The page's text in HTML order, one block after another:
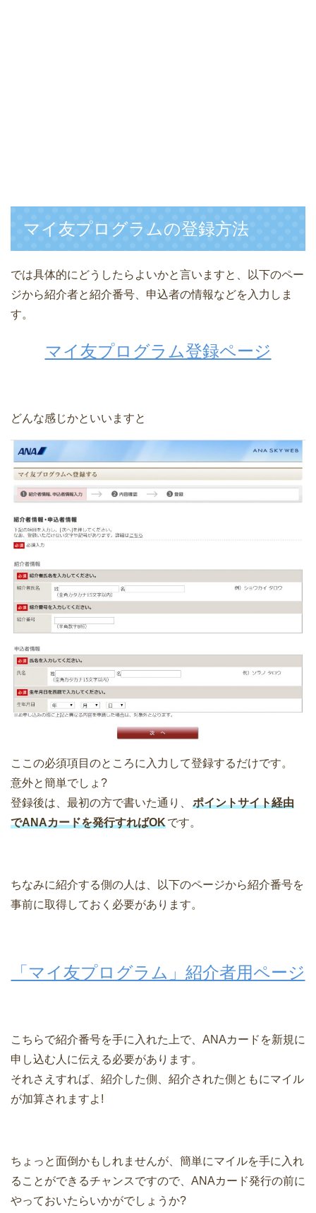
マイ友プログラムの登録方法
では具体的にどうしたらよいかと言いますと、以下のペー
ジから紹介者と紹介番号、申込者の情報などを入力しま
す。
マイ友プログラム登録ページ
どんな感じかといいますと
ここの必須項目のところに入力して登録するだけです。
意外と簡単でしょ?
登録後は、最初の方で書いた通り、
ポイントサイト経由
でANAカードを発行すればOKです。
ちなみに紹介する側の人は、以下のページから紹介番号を
事前に取得しておく必要があります。
「マイ友プログラム」紹介者用ページ
こちらで紹介番号を手に入れた上で、ANAカードを新規に
申し込む人に伝える必要があります。
それさえすれば、紹介した側、紹介された側ともにマイル
が加算されますよ!
ちょっと面倒かもしれませんが、簡単にマイルを手に入れ
ることができるチャンスですので、ANAカード発行の前に
やっておいたらいかがでしょうか?